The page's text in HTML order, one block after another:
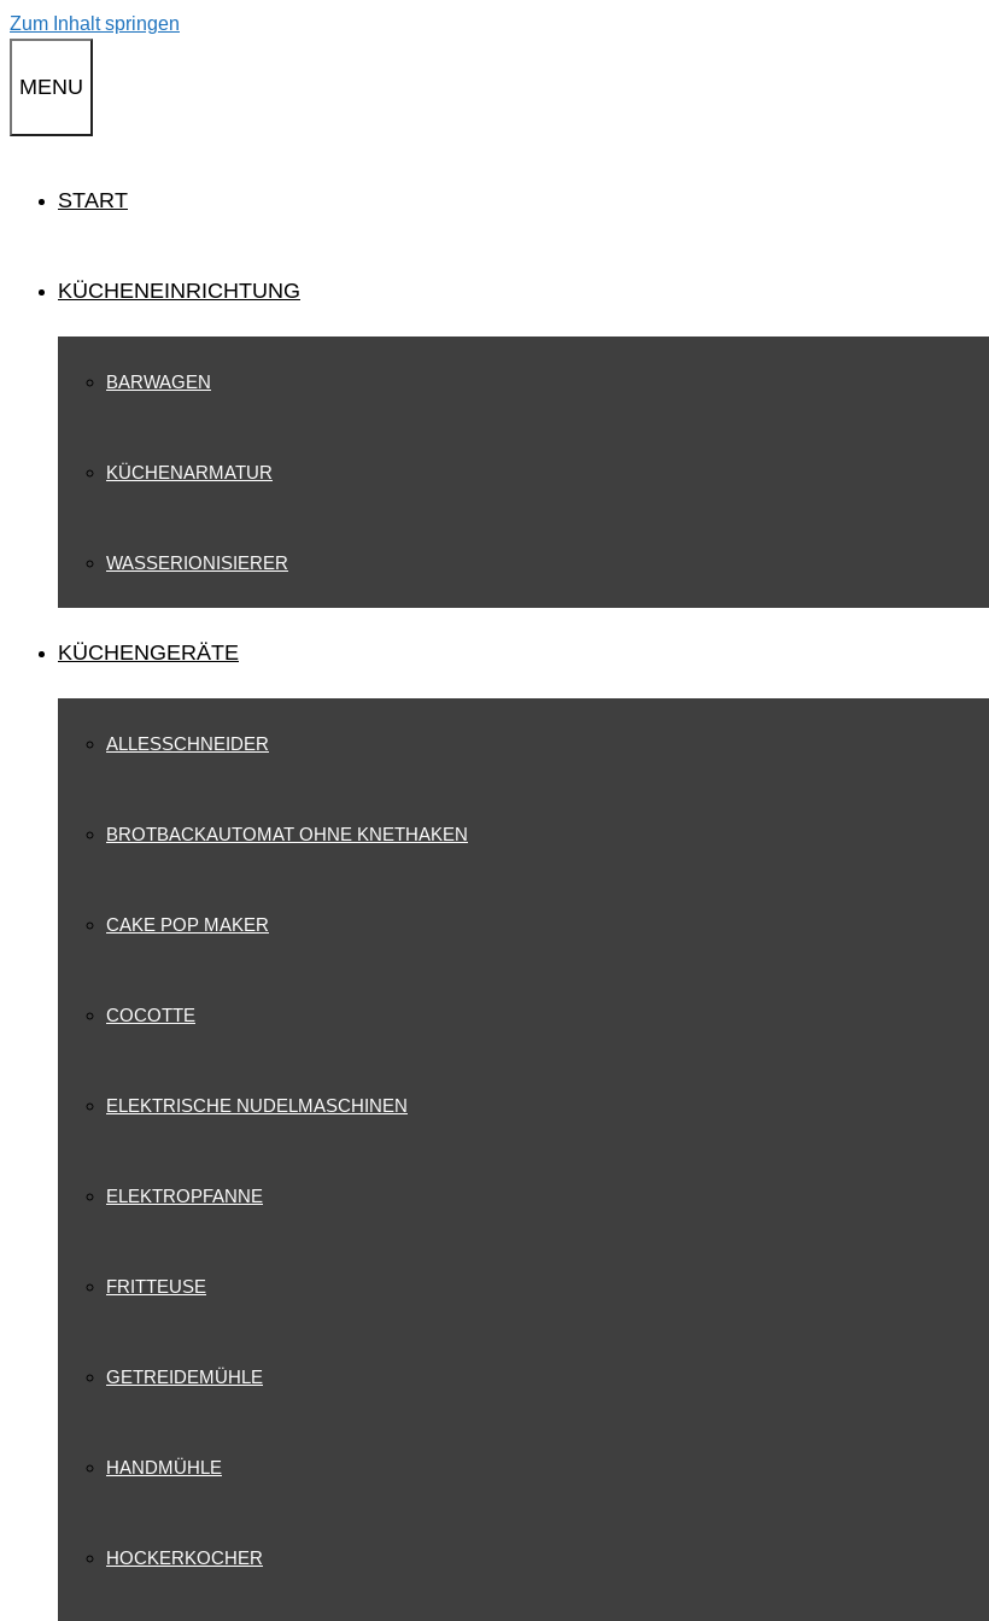
Zum Inhalt springen
MENU
START
KÜCHENEINRICHTUNG
BARWAGEN
KÜCHENARMATUR
WASSERIONISIERER
KÜCHENGERÄTE
ALLESSCHNEIDER
BROTBACKAUTOMAT OHNE KNETHAKEN
CAKE POP MAKER
COCOTTE
ELEKTRISCHE NUDELMASCHINEN
ELEKTROPFANNE
FRITTEUSE
GETREIDEMÜHLE
HANDMÜHLE
HOCKERKOCHER